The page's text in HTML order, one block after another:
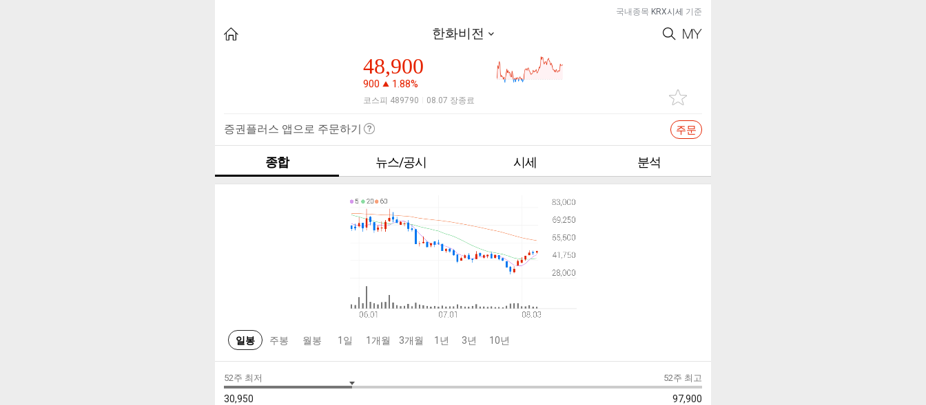
국내종목 KRX시세 기준
한화비전
48,900
900 1.88%
코스피 489790 08.07 장종료
증권플러스 앱으로 주문하기 주문
종합 뉴스/공시 시세 분석
일봉 주봉 월봉 1일 1개월 3개월 1년 3년 10년
52주 최저
30,950
52주 최고
97,900